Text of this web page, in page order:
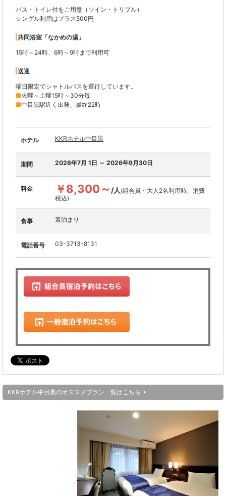
バス・トイレ付をご用意（ツイン・トリプル）
シングル利用はプラス500円
共同浴室「なかめの湯」
15時～24時、6時～9時まで利用可
送迎
曜日限定でシャトルバスを運行しています。
■火曜～土曜15時～30分毎
■中目黒駅近く出発、最終22時
ホテル KKRホテル中目黒
期間 2026年7月 1日 ～ 2026年9月30日
料金 ￥8,300～ /人 (組合員・大人2名利用時、消費
税込)
食事 素泊まり
電話番号 03-3713-8131
KKRホテル中目黒のオススメプラン一覧はこちら